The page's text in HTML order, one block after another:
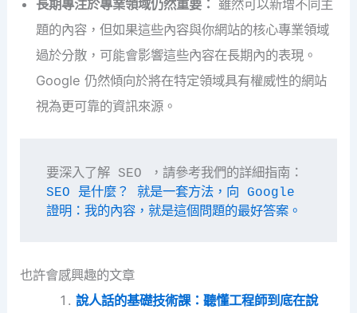
長期專注於專業領域仍然重要： 雖然可以新增不同主
題的內容，但如果這些內容與你網站的核心專業領域
過於分散，可能會影響這些內容在長期內的表現。
Google 仍然傾向於將在特定領域具有權威性的網站
視為更可靠的資訊來源。
要深入了解 SEO ，請參考我們的詳細指南：
SEO 是什麼？ 就是一套方法，向 Google
證明：我的內容，就是這個問題的最好答案。
也許會感興趣的文章
說人話的基礎技術課：聽懂工程師到底在說